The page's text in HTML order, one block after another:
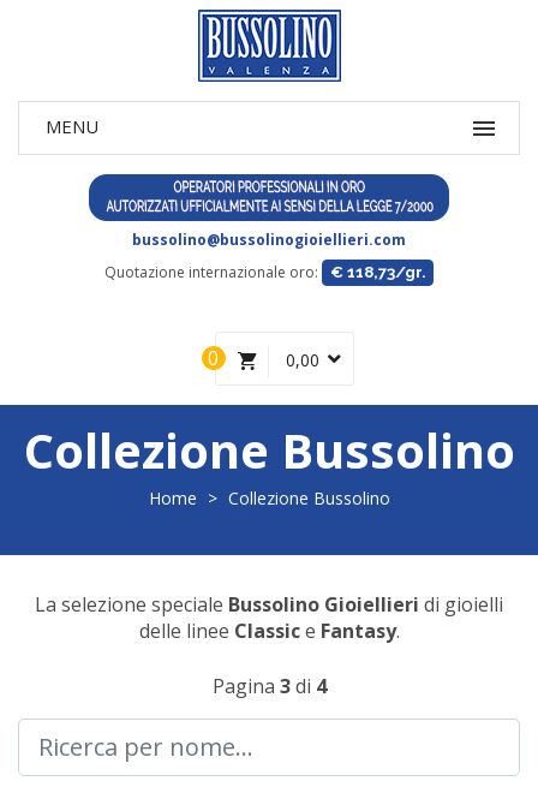
bussolino@bussolinogioiellieri.com
Quotazione internazionale oro:
€ 118,73/gr.
0,00
0
Collezione Bussolino
Home > Collezione Bussolino
La selezione speciale Bussolino Gioiellieri di gioielli
delle linee Classice Fantasy.
Pagina 3di 4